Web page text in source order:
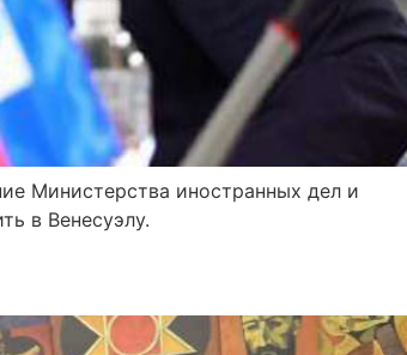
Министерства иностранных дел и
в Венесуэлу.